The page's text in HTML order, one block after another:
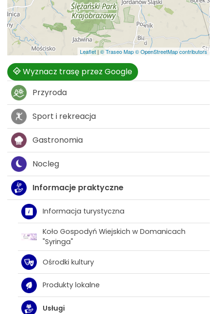
Leaflet | © Traseo Map© OpenStreetMap contributors
Wyznacz trasę przez Google
Przyroda
Sport i rekreacja
Gastronomia
Nocleg
Informacje praktyczne
Informacja turystyczna
Koło Gospodyń Wiejskich w Domanicach
"Syringa"
Ośrodki kultury
Produkty lokalne
Usługi